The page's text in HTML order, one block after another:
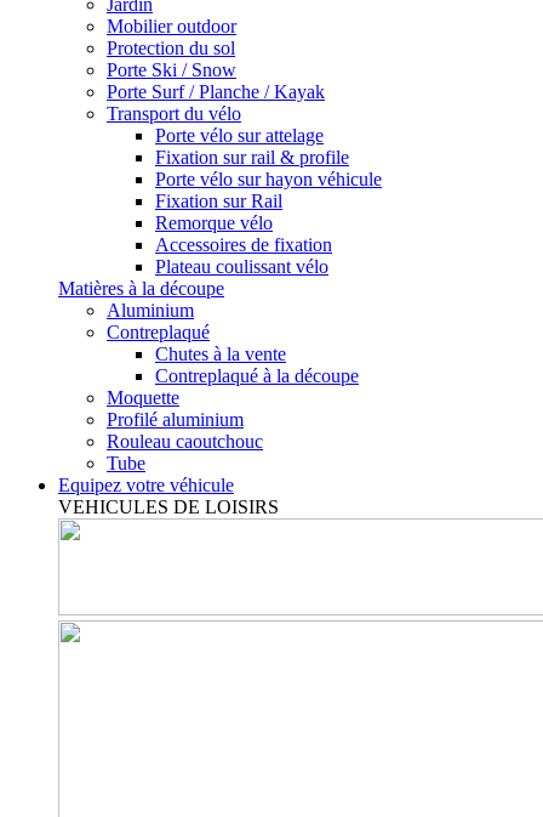
Jardin
Mobilier outdoor
Protection du sol
Porte Ski / Snow
Porte Surf / Planche / Kayak
Transport du vélo
Porte vélo sur attelage
Fixation sur rail & profile
Porte vélo sur hayon véhicule
Fixation sur Rail
Remorque vélo
Accessoires de fixation
Plateau coulissant vélo
Matières à la découpe
Aluminium
Contreplaqué
Chutes à la vente
Contreplaqué à la découpe
Moquette
Profilé aluminium
Rouleau caoutchouc
Tube
Equipez votre véhicule
VEHICULES DE LOISIRS